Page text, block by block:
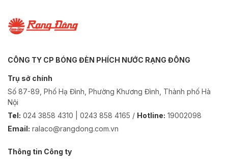
CÔNG TY CP BÓNG ĐÈN PHÍCH NƯỚC RẠNG ĐÔNG
Trụ sở chính
Số 87-89, Phố Hạ Đình, Phường Khương Đình, Thành phố Hà
Nội
Tel: 024 3858 4310 | 0243 858 4165 / Hotline: 19002098
Email: ralaco@rangdong.com.vn
Thông tin Công ty